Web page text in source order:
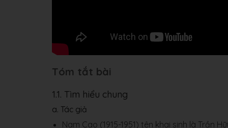
Tóm tắt bài
1.1. Tìm hiểu chung
a. Tác giả
Nam Cao (1915-1951) tên khai sinh là Trần